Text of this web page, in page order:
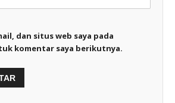
dan situs web saya pada
komentar saya berikutnya.